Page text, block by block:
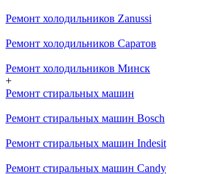
Ремонт холодильников Zanussi
Ремонт холодильников Саратов
Ремонт холодильников Минск
+
Ремонт стиральных машин
Ремонт стиральных машин Bosch
Ремонт стиральных машин Indesit
Ремонт стиральных машин Candy